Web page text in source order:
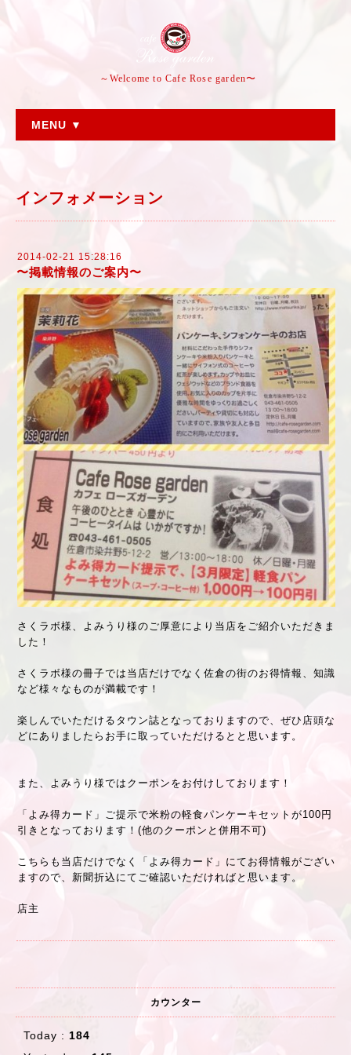
～Welcome to Cafe Rose garden〜
MENU ▼
インフォメーション
2014-02-21 15:28:16
〜掲載情報のご案内〜
さくラボ様、よみうり様のご厚意により当店をご紹介いただきま
した！
さくラボ様の冊子では当店だけでなく佐倉の街のお得情報、知識
など様々なものが満載です！
楽しんでいただけるタウン誌となっておりますので、ぜひ店頭な
どにありましたらお手に取っていただけるとと思います。
また、よみうり様ではクーポンをお付けしております！
「よみ得カード」ご提示で米粉の軽食パンケーキセットが100円
引きとなっております！(他のクーポンと併用不可)
こちらも当店だけでなく「よみ得カード」にてお得情報がござい
ますので、新聞折込にてご確認いただければと思います。
店主
カウンター
Today : 184